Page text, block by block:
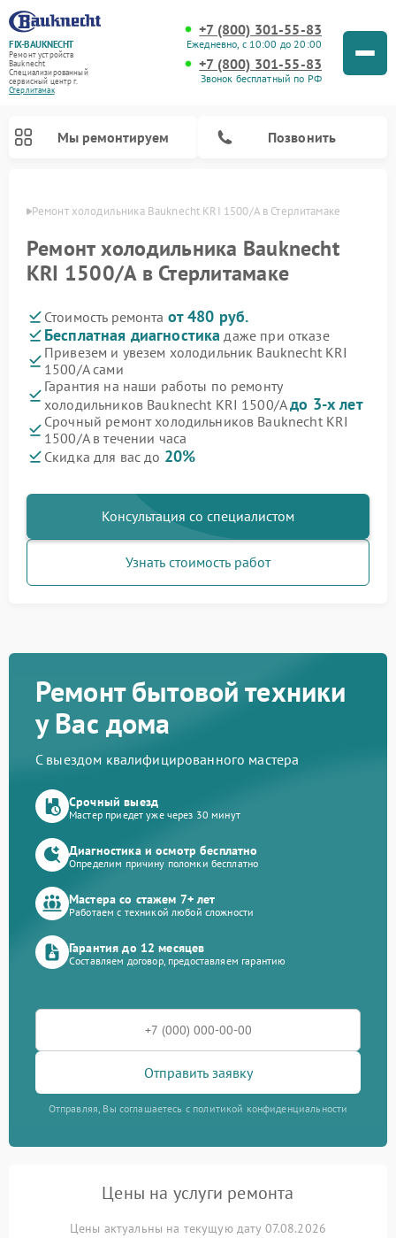
FIX-BAUKNECHT
Ремонт устройств
Bauknecht
Специализированный
cервисный центр г.
Стерлитамак
+7 (800) 301-55-83
Ежедневно, с 10:00 до 20:00
+7 (800) 301-55-83
Звонок бесплатный по РФ
Мы ремонтируем Позвонить
Ремонт холодильника Bauknecht KRI 1500/A в Стерлитамаке
Ремонт холодильника Bauknecht
KRI 1500/A в Стерлитамаке
Стоимость ремонта от 480 руб.
Бесплатная диагностика даже при отказе
Привезем и увезем холодильник Bauknecht KRI
1500/A сами
Гарантия на наши работы по ремонту
холодильников Bauknecht KRI 1500/Aдо 3-х лет
Срочный ремонт холодильников Bauknecht KRI
1500/A в течении часа
Скидка для вас до 20%
Консультация со специалистом
Узнать стоимость работ
Ремонт бытовой техники
у Вас дома
С выездом квалифицированного мастера
Срочный выезд
Мастер приедет уже через 30 минут
Диагностика и осмотр бесплатно
Определим причину поломки бесплатно
Мастера со стажем 7+ лет
Работаем с техникой любой сложности
Гарантия до 12 месяцев
Составляем договор, предоставляем гарантию
Отправить заявку
Отправляя, Вы соглашаетесь с политикой конфиденциальности
Цены на услуги ремонта
Цены актуальны на текущую дату 07.08.2026